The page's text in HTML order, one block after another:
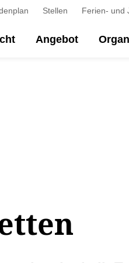
Stellen Ferien- und
Angebot